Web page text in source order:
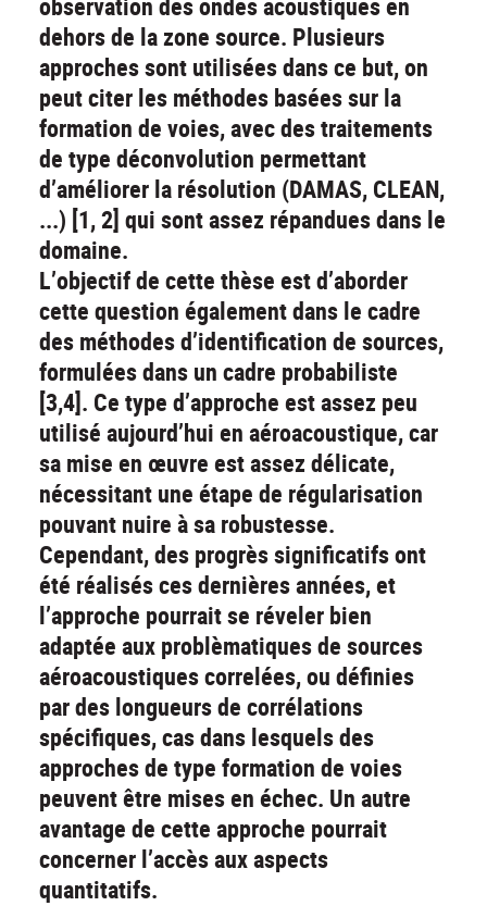
dehors de la zone source. Plusieurs
approches sont utilisées dans ce but, on
peut citer les méthodes basées sur la
formation de voies, avec des traitements
de type déconvolution permettant
d’améliorer la résolution (DAMAS, CLEAN,
...) [1, 2] qui sont assez répandues dans le
domaine.
L’objectif de cette thèse est d’aborder
cette question également dans le cadre
des méthodes d’identification de sources,
formulées dans un cadre probabiliste
[3,4]. Ce type d’approche est assez peu
utilisé aujourd’hui en aéroacoustique, car
sa mise en œuvre est assez délicate,
nécessitant une étape de régularisation
pouvant nuire à sa robustesse.
Cependant, des progrès significatifs ont
été réalisés ces dernières années, et
l’approche pourrait se réveler bien
adaptée aux problèmatiques de sources
aéroacoustiques correlées, ou définies
par des longueurs de corrélations
spécifiques, cas dans lesquels des
approches de type formation de voies
peuvent être mises en échec. Un autre
avantage de cette approche pourrait
concerner l’accès aux aspects
quantitatifs.